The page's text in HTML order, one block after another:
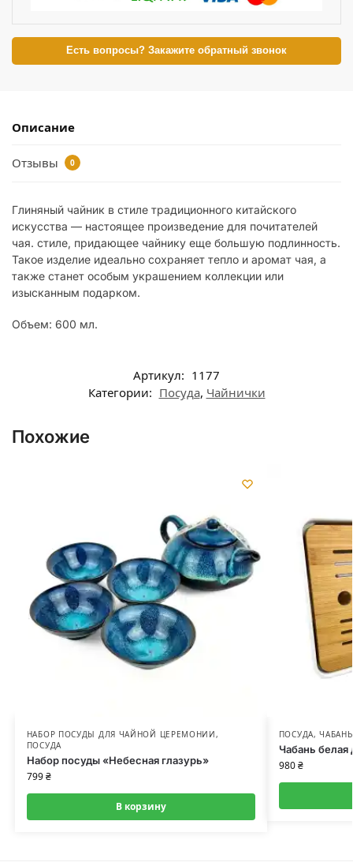
Есть вопросы? Закажите обратный звонок
Описание
Отзывы 0
Глиняный чайник в стиле традиционного китайского
искусства — настоящее произведение для почитателей
чая. стиле, придающее чайнику еще большую подлинность.
Такое изделие идеально сохраняет тепло и аромат чая, а
также станет особым украшением коллекции или
изысканным подарком.
Объем: 600 мл.
Артикул: 1177
Категории: Посуда, Чайнички
Похожие
НАБОР ПОСУДЫ ДЛЯ ЧАЙНОЙ ЦЕРЕМОНИИ,
ПОСУДА
Набор посуды «Небесная глазурь»
799₴
В корзину
ПОСУДА,
Чабань белая
980₴